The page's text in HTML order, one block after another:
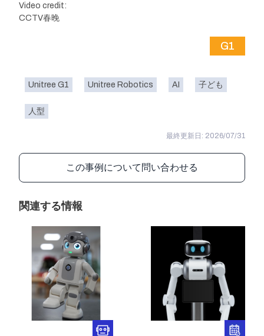
Video credit:
CCTV春晚
G1
Unitree G1 Unitree Robotics AI 子ども
人型
最終更新日: 2026/07/31
この事例について問い合わせる
関連する情報